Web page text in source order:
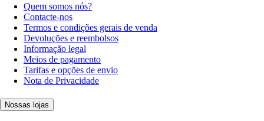
Quem somos nós?
Contacte-nos
Termos e condições gerais de venda
Devoluções e reembolsos
Informação legal
Meios de pagamento
Tarifas e opções de envio
Nota de Privacidade
Nossas lojas